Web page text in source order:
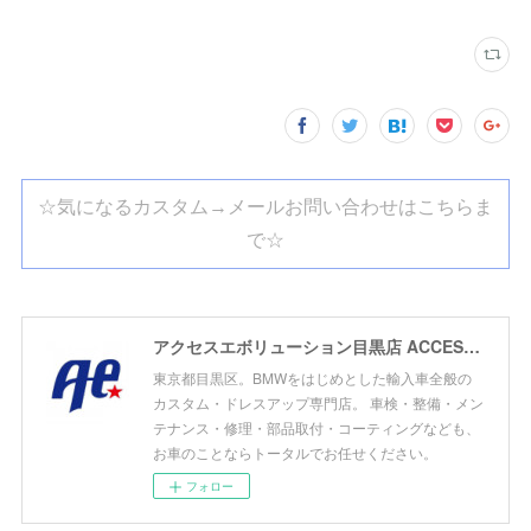
☆気になるカスタム→メールお問い合わせはこちらま
で☆
アクセスエボリューション目黒店 ACCESS EVOLUTION MEGURO
東京都目黒区。BMWをはじめとした輸入車全般の
カスタム・ドレスアップ専門店。 車検・整備・メン
テナンス・修理・部品取付・コーティングなども、
お車のことならトータルでお任せください。
フォロー